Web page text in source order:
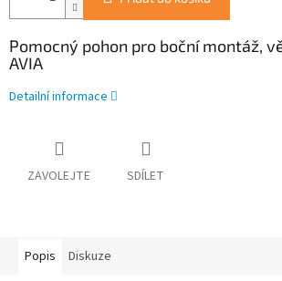
Pomocný pohon pro boční montáž,
AVIA
Detailní informace
ZAVOLEJTE SDÍLET
Popis Diskuze